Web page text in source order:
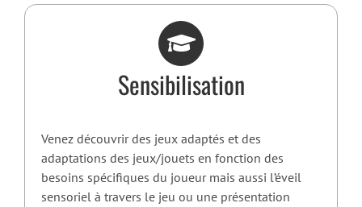
Sensibilisation
Venez découvrir des jeux adaptés et des
adaptations des jeux/jouets en fonction des
besoins spécifiques du joueur mais aussi l’éveil
sensoriel à travers le jeu ou une présentation